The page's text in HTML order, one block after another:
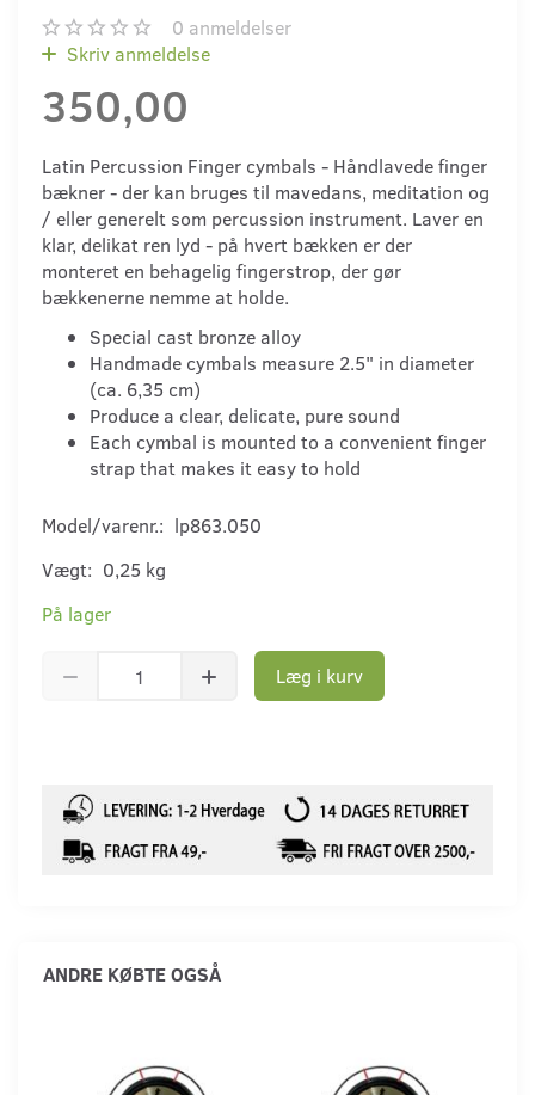
0 anmeldelser
Skriv anmeldelse
350,00
Latin Percussion Finger cymbals - Håndlavede finger
bækner - der kan bruges til mavedans, meditation og
/ eller generelt som percussion instrument. Laver en
klar, delikat ren lyd - på hvert bækken er der
monteret en behagelig fingerstrop, der gør
bækkenerne nemme at holde.
Special cast bronze alloy
Handmade cymbals measure 2.5" in diameter
(ca. 6,35 cm)
Produce a clear, delicate, pure sound
Each cymbal is mounted to a convenient finger
strap that makes it easy to hold
Model/varenr.: lp863.050
Vægt: 0,25 kg
På lager
Læg i kurv
ANDRE KØBTE OGSÅ